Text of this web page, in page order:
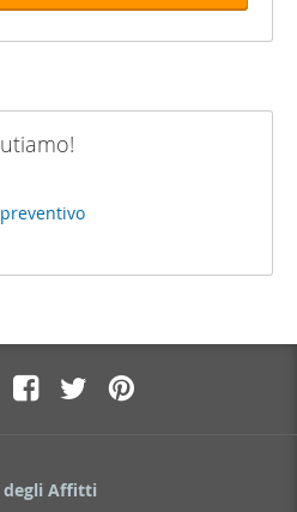
degli Affitti